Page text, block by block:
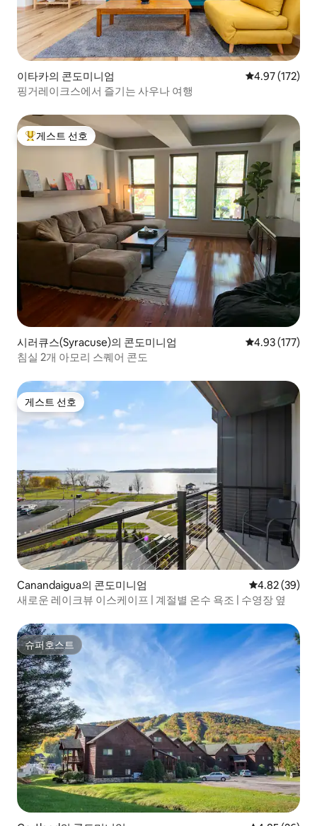
이타카의 콘도미니엄 평점 4.97점(5
4.97 (172)
핑거레이크스에서 즐기는 사우나 여행
상위 게스트 선호
게스트 선호
시러큐스(Syracuse)의 콘도미니엄 평점 4.93점(5
4.93 (177)
침실 2개 아모리 스퀘어 콘도
게스트 선호
게스트 선호
Canandaigua의 콘도미니엄 평점 4.82점(5
4.82 (39)
새로운 레이크뷰 이스케이프 | 계절별 온수 욕조 | 수영장 옆
슈퍼호스트
슈퍼호스트